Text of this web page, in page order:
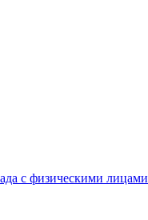
с физическими лицами